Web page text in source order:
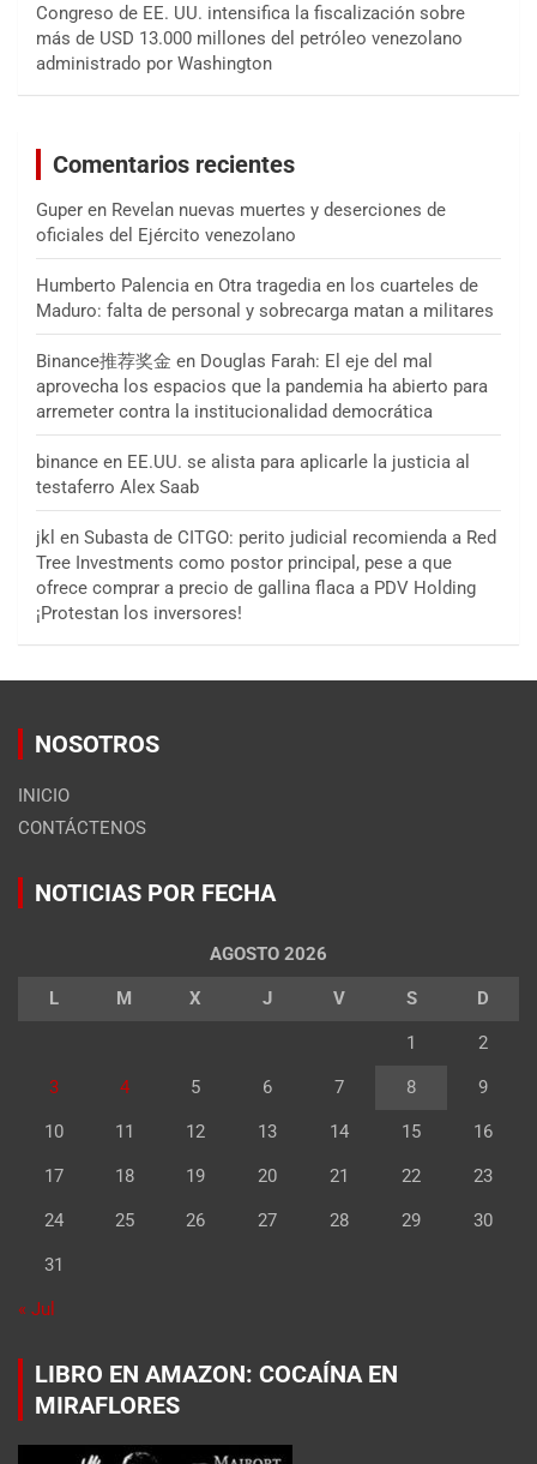
Congreso de EE. UU. intensifica la fiscalización sobre
más de USD 13.000 millones del petróleo venezolano
administrado por Washington
Comentarios recientes
Guper en Revelan nuevas muertes y deserciones de
oficiales del Ejército venezolano
Humberto Palencia en Otra tragedia en los cuarteles de
Maduro: falta de personal y sobrecarga matan a militares
Binance推荐奖金 en Douglas Farah: El eje del mal
aprovecha los espacios que la pandemia ha abierto para
arremeter contra la institucionalidad democrática
binance en EE.UU. se alista para aplicarle la justicia al
testaferro Alex Saab
jkl en Subasta de CITGO: perito judicial recomienda a Red
Tree Investments como postor principal, pese a que
ofrece comprar a precio de gallina flaca a PDV Holding
¡Protestan los inversores!
NOSOTROS
INICIO
CONTÁCTENOS
NOTICIAS POR FECHA
AGOSTO 2026
L M X J V S D
1 2
3 4 5 6 7 8 9
10 11 12 13 14 15 16
17 18 19 20 21 22 23
24 25 26 27 28 29 30
31
« Jul
LIBRO EN AMAZON: COCAÍNA EN
MIRAFLORES